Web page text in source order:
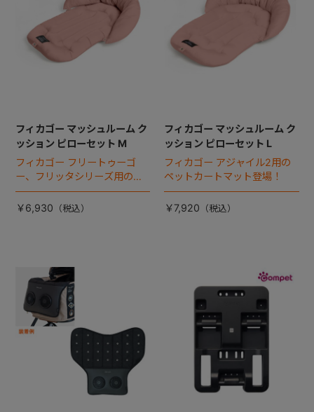
フィカゴー マッシュルーム ク
ッション ピローセット M
フィカゴー フリートゥーゴ
ー、フリッタシリーズ用のペ
ットカートマット登場！
￥6,930
フィカゴー マッシュルーム ク
ッション ピローセット L
フィカゴー アジャイル2用の
ペットカートマット登場！
￥7,920